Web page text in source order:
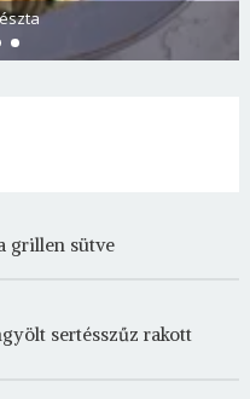
grillen sütve
sertésszűz rakott